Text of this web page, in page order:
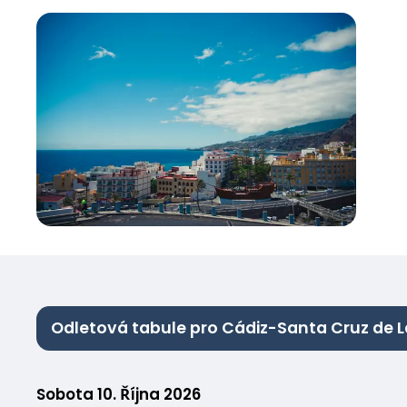
Odletová tabule pro Cádiz-Santa Cruz de
Sobota 10. Října 2026